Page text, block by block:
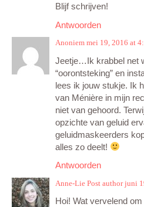
Blijf schrijven!
Antwoorden
Anoniem mei 19, 2016 at
Jeetje…Ik krabbel net
“oorontsteking” en
lees ik jouw stukje. Ik
van Ménière in mijn
niet van gehoord.
opzichte van geluid
geluidmaskeerders
alles zo deelt!
Antwoorden
Anne-Lie Post authorjuni
Hoi! Wat vervelend